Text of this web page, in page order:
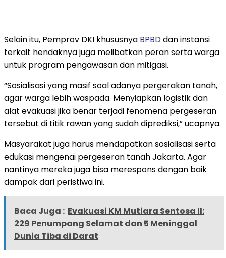
Selain itu, Pemprov DKI khususnya BPBDdan instansi
terkait hendaknya juga melibatkan peran serta warga
untuk program pengawasan dan mitigasi.
“Sosialisasi yang masif soal adanya pergerakan tanah,
agar warga lebih waspada. Menyiapkan logistik dan
alat evakuasi jika benar terjadi fenomena pergeseran
tersebut di titik rawan yang sudah diprediksi,” ucapnya.
Masyarakat juga harus mendapatkan sosialisasi serta
edukasi mengenai pergeseran tanah Jakarta. Agar
nantinya mereka juga bisa merespons dengan baik
dampak dari peristiwa ini.
Baca Juga : Evakuasi KM Mutiara Sentosa II:
229 Penumpang Selamat dan 5 Meninggal
Dunia Tiba di Darat